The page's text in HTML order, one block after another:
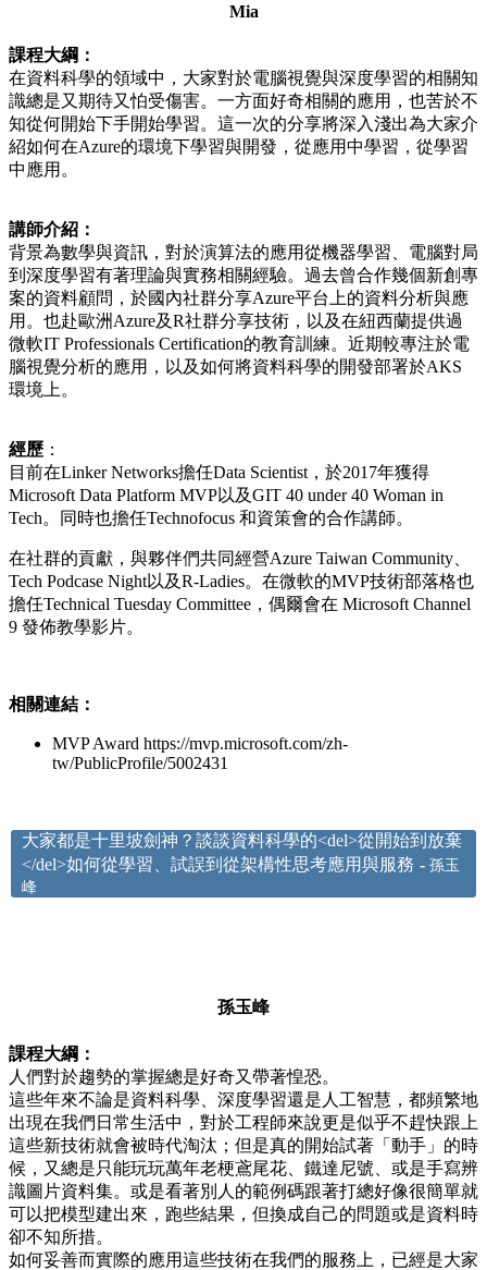
Mia
課程大綱：
在資料科學的領域中，大家對於電腦視覺與深度學習的相關知
識總是又期待又怕受傷害。一方面好奇相關的應用，也苦於不
知從何開始下手開始學習。這一次的分享將深入淺出為大家介
紹如何在Azure的環境下學習與開發，從應用中學習，從學習
中應用。
講師介紹：
背景為數學與資訊，對於演算法的應用從機器學習、電腦對局
到深度學習有著理論與實務相關經驗。過去曾合作幾個新創專
案的資料顧問，於國內社群分享Azure平台上的資料分析與應
用。也赴歐洲Azure及R社群分享技術，以及在紐西蘭提供過
微軟IT Professionals Certification的教育訓練。近期較專注於電
腦視覺分析的應用，以及如何將資料科學的開發部署於AKS
環境上。
經歷 ：
目前在Linker Networks擔任Data Scientist，於2017年獲得
Microsoft Data Platform MVP以及GIT 40 under 40 Woman in
Tech。同時也擔任Technofocus 和資策會的合作講師。
在社群的貢獻，與夥伴們共同經營Azure Taiwan Community、
Tech Podcase Night以及R-Ladies。在微軟的MVP技術部落格也
擔任Technical Tuesday Committee，偶爾會在 Microsoft Channel
9 發佈教學影片。
相關連結：
MVP Award https://mvp.microsoft.com/zh-
tw/PublicProfile/5002431
大家都是十里坡劍神？談談資料科學的<del>從開始到放棄
</del>如何從學習、試誤到從架構性思考應用與服務 -孫玉
峰
孫玉峰
課程大綱：
人們對於趨勢的掌握總是好奇又帶著惶恐。
這些年來不論是資料科學、深度學習還是人工智慧，都頻繁地
出現在我們日常生活中，對於工程師來說更是似乎不趕快跟上
這些新技術就會被時代淘汰；但是真的開始試著「動手」的時
候，又總是只能玩玩萬年老梗鳶尾花、鐵達尼號、或是手寫辨
識圖片資料集。或是看著別人的範例碼跟著打總好像很簡單就
可以把模型建出來，跑些結果，但換成自己的問題或是資料時
卻不知所措。
如何妥善而實際的應用這些技術在我們的服務上，已經是大家